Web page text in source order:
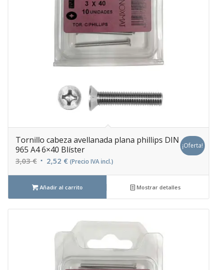
Tornillo cabeza avellanada plana phillips DIN
965 A4 6×40 Blíster
3,03€ El 2,52 €El(Precio IVA incl.)
¡Oferta!
Añadir al carrito Mostrar detalles